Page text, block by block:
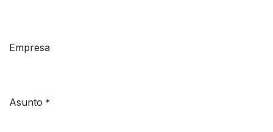
Empresa
Asunto *